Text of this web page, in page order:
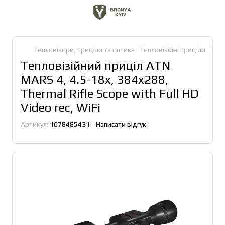
Тепловізори, приціли та оптика Тепловізійні приціли
Тепловізійний приціл ATN
MARS 4, 4.5-18x, 384x288,
Thermal Rifle Scope with Full HD
Video rec, WiFi
Артикул: 1678485431 Написати відгук